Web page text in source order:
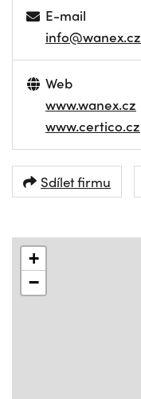
E-mail
info@wanex.cz
Web
www.wanex.cz
www.certico.cz
Sdílet firmu
+
−